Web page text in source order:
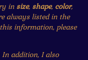
in size, shape, color,
always listed in the
information, please
In addition, I also